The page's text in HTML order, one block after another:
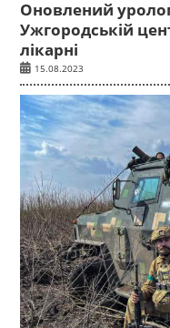
Оновлений
Ужгородській
лікарні
15.08.2023